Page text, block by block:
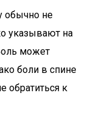
обычно не
указывают на
может
боли в спине
обратиться к